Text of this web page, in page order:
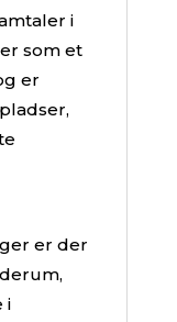
i
som et
er
er der
i